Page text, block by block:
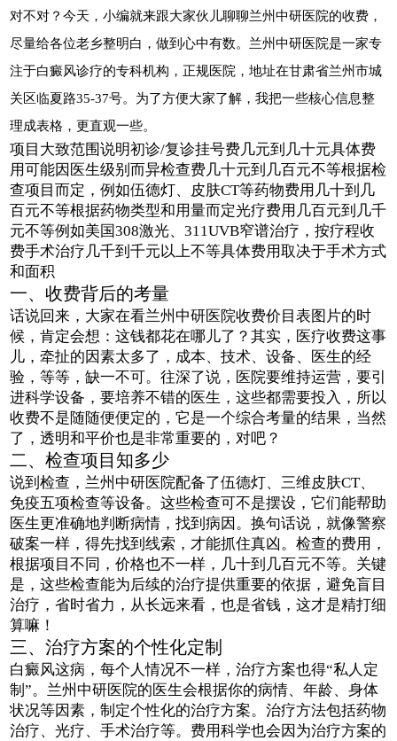
对不对？今天，小编就来跟大家伙儿聊聊兰州中研医院的收费，
尽量给各位老乡整明白，做到心中有数。兰州中研医院是一家专
注于白癜风诊疗的专科机构，正规医院，地址在甘肃省兰州市城
关区临夏路35-37号。为了方便大家了解，我把一些核心信息整
理成表格，更直观一些。
项目大致范围说明初诊/复诊挂号费几元到几十元具体费
用可能因医生级别而异检查费几十元到几百元不等根据检
查项目而定，例如伍德灯、皮肤CT等药物费用几十到几
百元不等根据药物类型和用量而定光疗费用几百元到几千
元不等例如美国308激光、311UVB窄谱治疗，按疗程收
费手术治疗几千到千元以上不等具体费用取决于手术方式
和面积
一、收费背后的考量
话说回来，大家在看兰州中研医院收费价目表图片的时
候，肯定会想：这钱都花在哪儿了？其实，医疗收费这事
儿，牵扯的因素太多了，成本、技术、设备、医生的经
验，等等，缺一不可。往深了说，医院要维持运营，要引
进科学设备，要培养不错的医生，这些都需要投入，所以
收费不是随随便便定的，它是一个综合考量的结果，当然
了，透明和平价也是非常重要的，对吧？
二、检查项目知多少
说到检查，兰州中研医院配备了伍德灯、三维皮肤CT、
免疫五项检查等设备。这些检查可不是摆设，它们能帮助
医生更准确地判断病情，找到病因。换句话说，就像警察
破案一样，得先找到线索，才能抓住真凶。检查的费用，
根据项目不同，价格也不一样，几十到几百元不等。关键
是，这些检查能为后续的治疗提供重要的依据，避免盲目
治疗，省时省力，从长远来看，也是省钱，这才是精打细
算嘛！
三、治疗方案的个性化定制
白癜风这病，每个人情况不一样，治疗方案也得“私人定
制”。兰州中研医院的医生会根据你的病情、年龄、身体
状况等因素，制定个性化的治疗方案。治疗方法包括药物
治疗、光疗、手术治疗等。费用科学也会因为治疗方案的